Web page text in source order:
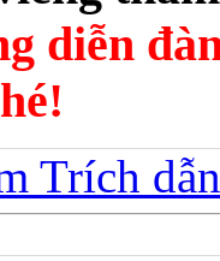
diễn
Trích dẫn